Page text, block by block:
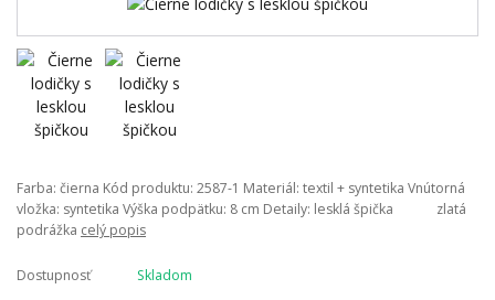
Farba: čierna Kód produktu: 2587-1 Materiál: textil + syntetika Vnútorná
vložka: syntetika Výška podpätku: 8 cm Detaily: lesklá špička zlatá
podrážka celý popis
Dostupnosť
Skladom